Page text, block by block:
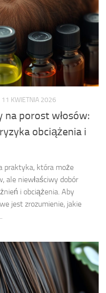
11 KWIETNIA 2026
na porost włosów:
obciążenia i
praktyka, która może
ale niewłaściwy dobór
i obciążenia. Aby
jest zrozumienie, jakie